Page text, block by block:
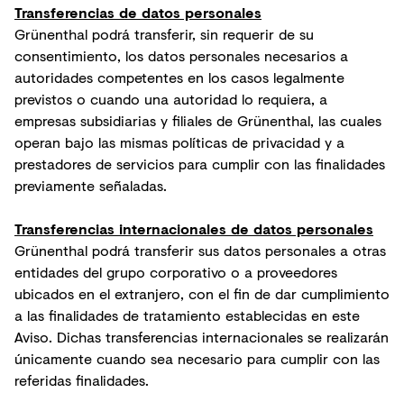
Transferencias de datos personales
Grünenthal podrá transferir, sin requerir de su
consentimiento, los datos personales necesarios a
autoridades competentes en los casos legalmente
previstos o cuando una autoridad lo requiera, a
empresas subsidiarias y filiales de Grünenthal, las cuales
operan bajo las mismas políticas de privacidad y a
prestadores de servicios para cumplir con las finalidades
previamente señaladas.
Transferencias internacionales de datos personales
Grünenthal podrá transferir sus datos personales a otras
entidades del grupo corporativo o a proveedores
ubicados en el extranjero, con el fin de dar cumplimiento
a las finalidades de tratamiento establecidas en este
Aviso. Dichas transferencias internacionales se realizarán
únicamente cuando sea necesario para cumplir con las
referidas finalidades.